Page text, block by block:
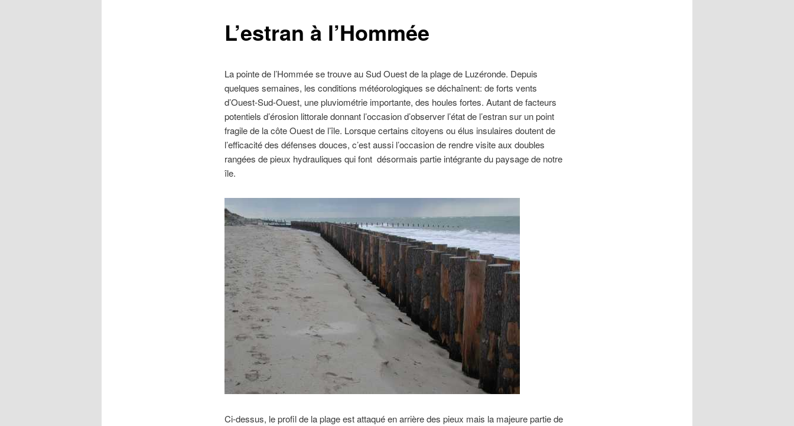
L’estran à l’Hommée
La pointe de l’Hommée se trouve au Sud Ouest de la plage de Luzéronde. Depuis
quelques semaines, les conditions météorologiques se déchaînent: de forts vents
d’Ouest-Sud-Ouest, une pluviométrie importante, des houles fortes. Autant de facteurs
potentiels d’érosion littorale donnant l’occasion d’observer l’état de l’estran sur un point
fragile de la côte Ouest de l’île. Lorsque certains citoyens ou élus insulaires doutent de
l’efficacité des défenses douces, c’est aussi l’occasion de rendre visite aux doubles
rangées de pieux hydrauliques qui font désormais partie intégrante du paysage de notre
île.
Ci-dessus, le profil de la plage est attaqué en arrière des pieux mais la majeure partie de